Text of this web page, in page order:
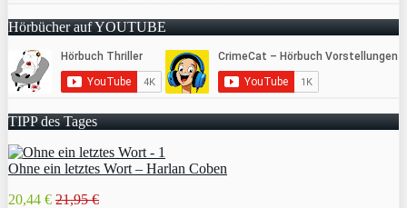
Hörbücher auf YOUTUBE
TIPP des Tages
Ohne ein letztes Wort – Harlan Coben
20,44 € 21,95 €